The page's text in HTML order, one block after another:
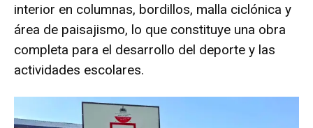
interior en columnas, bordillos, malla ciclónica y
área de paisajismo, lo que constituye una obra
completa para el desarrollo del deporte y las
actividades escolares.